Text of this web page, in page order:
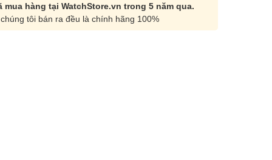
mua hàng tại WatchStore.vn trong 5 năm qua.
tôi bán ra đều là chính hãng 100%